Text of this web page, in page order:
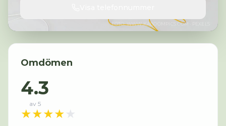
FOTO:WWW.KABOOMPICS.COM
Omdömen
4.3
av 5
★★★★ ★